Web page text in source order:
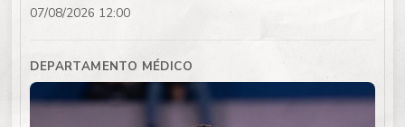
07/08/2026 12:00
DEPARTAMENTO MÉDICO